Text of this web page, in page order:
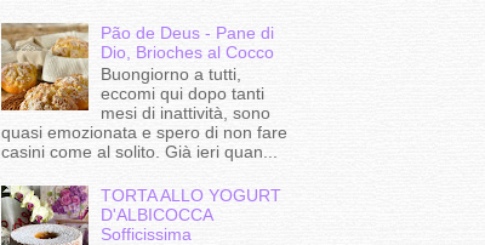
Pão de Deus - Pane di
Dio, Brioches al Cocco
Buongiorno a tutti,
eccomi qui dopo tanti
mesi di inattività, sono
quasi emozionata e spero di non fare
casini come al solito. Già ieri quan...
TORTA ALLO YOGURT
D'ALBICOCCA
Sofficissima